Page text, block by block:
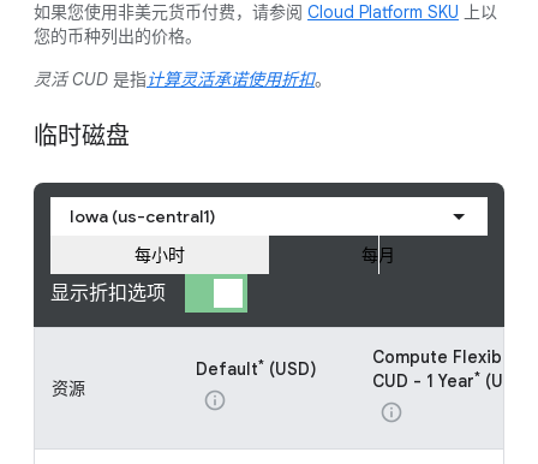
如果您使用非美元货币付费，请参阅 Cloud Platform SKU 上以
您的币种列出的价格。
灵活 CUD 是指计算灵活承诺使用折扣。
临时磁盘
Iowa (us-central1)
显示折扣选项
每小时 每月
资源
Default* (USD)
info
Compute Flexible
CUD - 1 Year* (USD)
info